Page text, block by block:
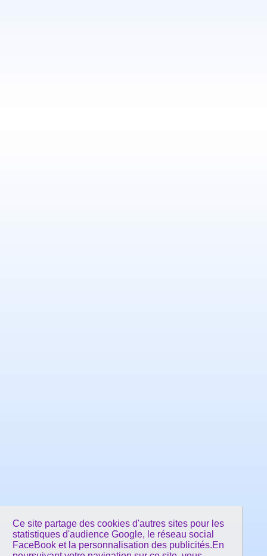
Ce site partage des cookies d'autres sites pour les
statistiques d'audience Google, le réseau social
FaceBook et la personnalisation des publicités.En